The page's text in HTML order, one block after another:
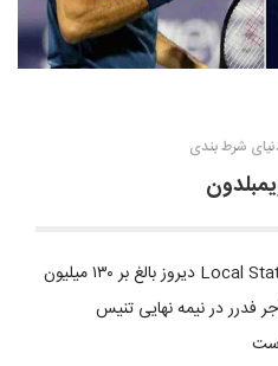
شرط بندی
طبق گزارشات موسسه انگلیسی Local Stats دیروز بالغ بر ۱۳۰ میلیون
فدرر در نیمه نهایی تنیس